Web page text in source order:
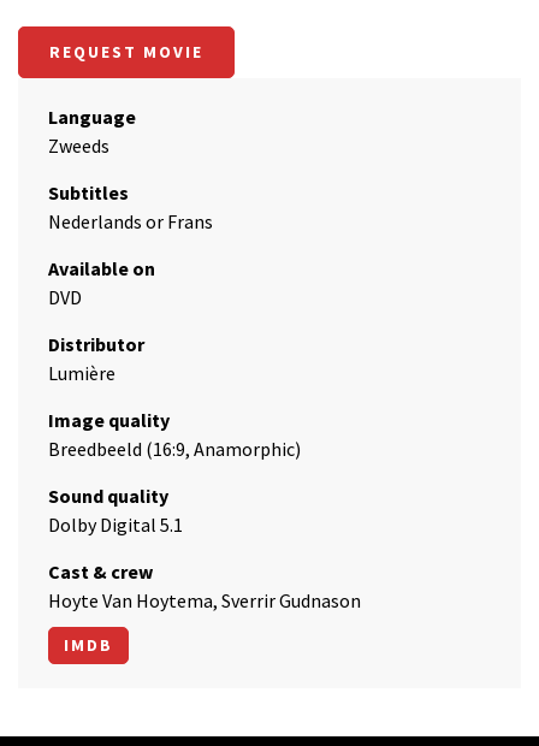
REQUEST MOVIE
Language
Zweeds
Subtitles
Nederlands or Frans
Available on
DVD
Distributor
Lumière
Image quality
Breedbeeld (16:9, Anamorphic)
Sound quality
Dolby Digital 5.1
Cast & crew
Hoyte Van Hoytema, Sverrir Gudnason
IMDB